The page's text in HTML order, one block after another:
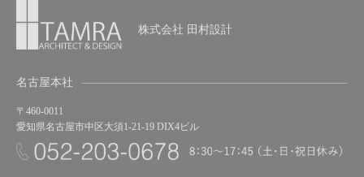
株式会社 田村設計
名古屋本社
〒460-0011
愛知県名古屋市中区大須1-21-19 DIX4ビル